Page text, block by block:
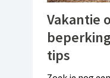
Vakantie
tips